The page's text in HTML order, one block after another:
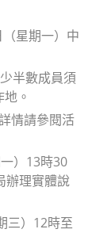
星期一）中
半數成員須
。
情請參閱活
）13時30
辦理實體說
三）12時至